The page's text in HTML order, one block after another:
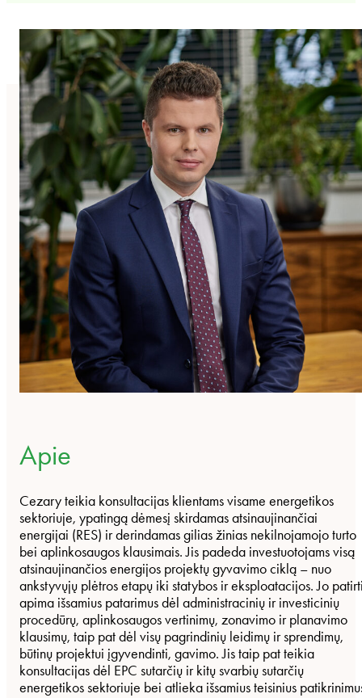
Apie
Cezary teikia konsultacijas klientams visame energetikos
sektoriuje, ypatingą dėmesį skirdamas atsinaujinančiai
energijai (RES) ir derindamas gilias žinias nekilnojamojo turto
bei aplinkosaugos klausimais. Jis padeda investuotojams visą
atsinaujinančios energijos projektų gyvavimo ciklą – nuo
ankstyvųjų plėtros etapų iki statybos ir eksploatacijos. Jo
apima išsamius patarimus dėl administracinių ir investicinių
procedūrų, aplinkosaugos vertinimų, zonavimo ir planavimo
klausimų, taip pat dėl visų pagrindinių leidimų ir sprendimų,
būtinų projektui įgyvendinti, gavimo. Jis taip pat teikia
konsultacijas dėl EPC sutarčių ir kitų svarbių sutarčių
energetikos sektoriuje bei atlieka išsamius teisinius